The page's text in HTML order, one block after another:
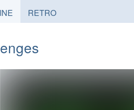
HRYRETROHRY